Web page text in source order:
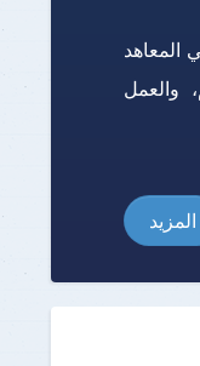
المعاهد
والعمل
المزيد